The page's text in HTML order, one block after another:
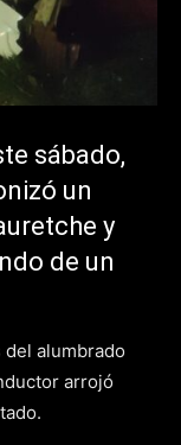
sábado,
un
y
de un
alumbrado
arrojó